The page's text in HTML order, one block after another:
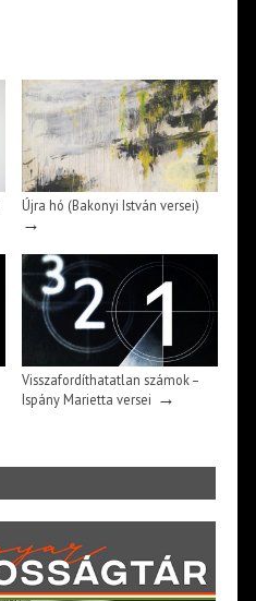
Újra hó (Bakonyi István versei)
→
Visszafordíthatatlan számok –
Ispány Marietta versei →